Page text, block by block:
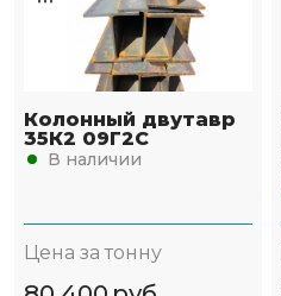
Колонный двутавр
35К2 09Г2С
В наличии
Цена за тонну